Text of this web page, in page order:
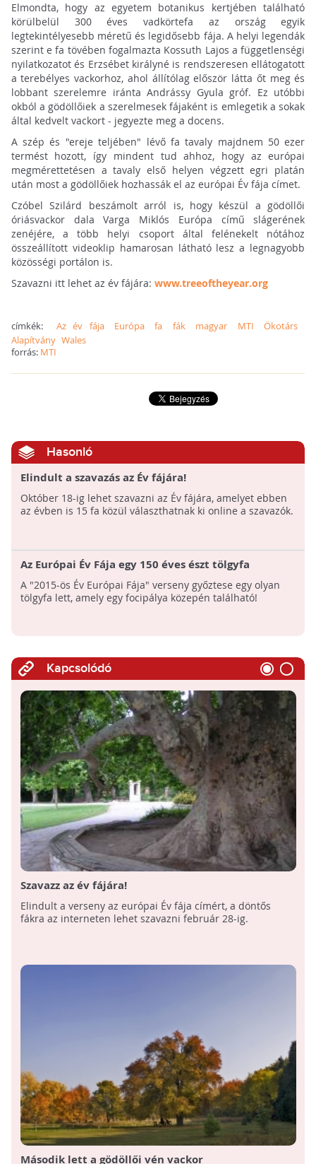
Elmondta, hogy az egyetem botanikus kertjében található
körülbelül 300 éves vadkörtefa az ország egyik
legtekintélyesebb méretű és legidősebb fája. A helyi legendák
szerint e fa tövében fogalmazta Kossuth Lajos a függetlenségi
nyilatkozatot és Erzsébet királyné is rendszeresen ellátogatott
a terebélyes vackorhoz, ahol állítólag először látta őt meg és
lobbant szerelemre iránta Andrássy Gyula gróf. Ez utóbbi
okból a gödöllőiek a szerelmesek fájaként is emlegetik a sokak
által kedvelt vackort - jegyezte meg a docens.
A szép és "ereje teljében" lévő fa tavaly majdnem 50 ezer
termést hozott, így mindent tud ahhoz, hogy az európai
megmérettetésen a tavaly első helyen végzett egri platán
után most a gödöllőiek hozhassák el az európai Év fája címet.
Czóbel Szilárd beszámolt arról is, hogy készül a gödöllői
óriásvackor dala Varga Miklós Európa című slágerének
zenéjére, a több helyi csoport által felénekelt nótához
összeállított videoklip hamarosan látható lesz a legnagyobb
közösségi portálon is.
Szavazni itt lehet az év fájára: www.treeoftheyear.org
címkék: Az év fája Európa fa fák magyar MTI
Ökotárs
Alapítvány Wales
forrás: MTI
Hasonló
Elindult a szavazás az Év fájára!
Október 18-ig lehet szavazni az Év fájára, amelyet ebben
az évben is 15 fa közül választhatnak ki online a szavazók.
Az Európai Év Fája egy 150 éves észt tölgyfa
A "2015-ös Év Európai Fája" verseny győztese egy olyan
tölgyfa lett, amely egy focipálya közepén található!
Kapcsolódó
Szavazz az év fájára!
Elindult a verseny az európai Év fája címért, a döntős
fákra az interneten lehet szavazni február 28-ig.
Második lett a gödöllői vén vackor